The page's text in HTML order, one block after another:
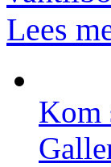
Lees
Kom